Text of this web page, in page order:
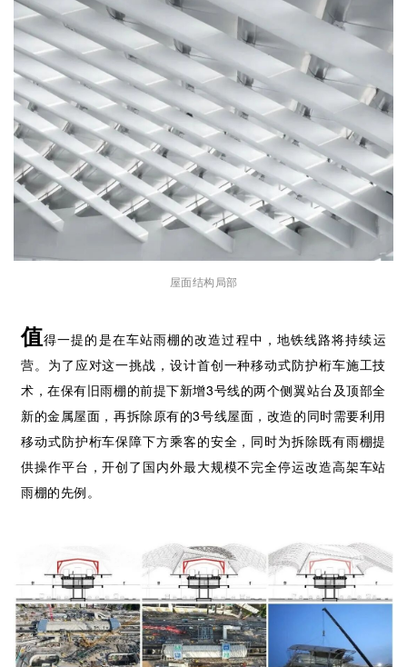
屋面结构局部
值得一提的是在车站雨棚的改造过程中，地铁线路将持续运
营。为了应对这一挑战，设计首创一种移动式防护桁车施工技
术，在保有旧雨棚的前提下新增3号线的两个侧翼站台及顶部全
新的金属屋面，再拆除原有的3号线屋面，改造的同时需要利用
移动式防护桁车保障下方乘客的安全，同时为拆除既有雨棚提
供操作平台，开创了国内外最大规模不完全停运改造高架车站
雨棚的先例。